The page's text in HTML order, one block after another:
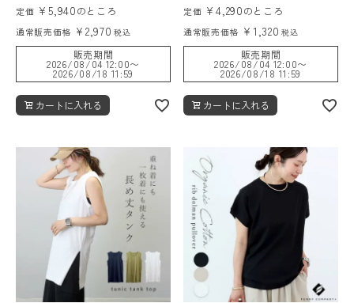
会員ステージ特典プログラムについて
ご利用ガイド
定価 ¥5,940のところ
通常販売価格 ¥ 2,970 税込
販売期間
2026/08/04 12:00〜
2026/08/18 11:59
カートに入れる
定価 ¥4,290のところ
通常販売価格 ¥ 1,320 税込
販売期間
2026/08/04 12:00〜
2026/08/18 11:59
カートに入れる